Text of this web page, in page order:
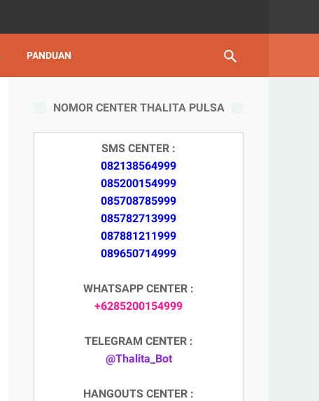
PANDUAN
NOMOR CENTER THALITA PULSA
SMS CENTER :
082138564999
085200154999
085708785999
085782713999
087881211999
089650714999
WHATSAPP CENTER :
+6285200154999
TELEGRAM CENTER :
@Thalita_Bot
HANGOUTS CENTER :